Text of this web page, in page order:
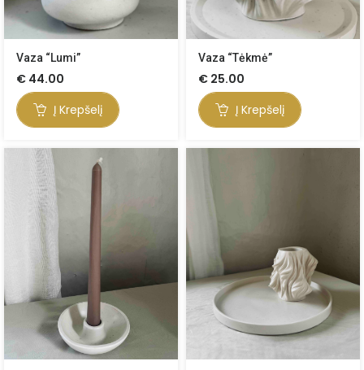
Vaza “Lumi”
€ 44.00
Į Krepšelį
Vaza “Tėkmė”
€ 25.00
Į Krepšelį